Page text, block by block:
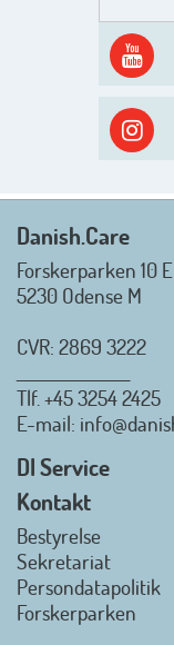
Men
ud i
Mvh.
officielt
Danish.Care
Forskerparken 10 E
5230 Odense M
CVR: 2869 3222
Tlf. +45 3254 2425
E-mail:
DI Service
Kontakt
Bestyrelse
Sekretariat
Persondatapolitik
Forskerparken